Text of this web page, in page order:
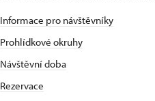
Informace pro návštěvníky
Prohlídkové okruhy
Návštěvní doba
Rezervace